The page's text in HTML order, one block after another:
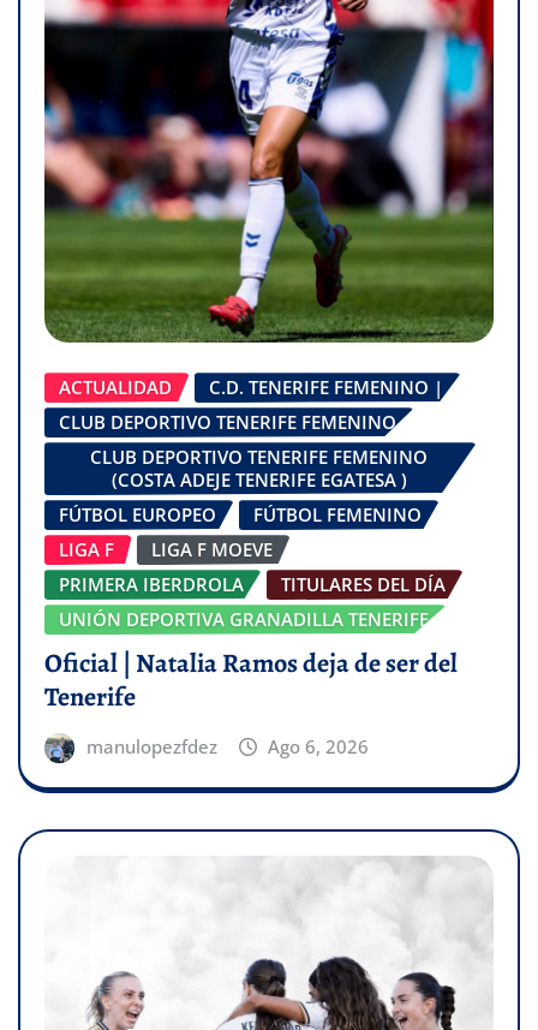
ACTUALIDAD
C.D. TENERIFE FEMENINO |
CLUB DEPORTIVO TENERIFE FEMENINO
CLUB DEPORTIVO TENERIFE FEMENINO
(COSTA ADEJE TENERIFE EGATESA )
FÚTBOL EUROPEO
FÚTBOL FEMENINO
LIGA F
LIGA F MOEVE
PRIMERA IBERDROLA
TITULARES DEL DÍA
UNIÓN DEPORTIVA GRANADILLA TENERIFE
Oficial | Natalia Ramos deja de ser del
Tenerife
manulopezfdez Ago 6, 2026